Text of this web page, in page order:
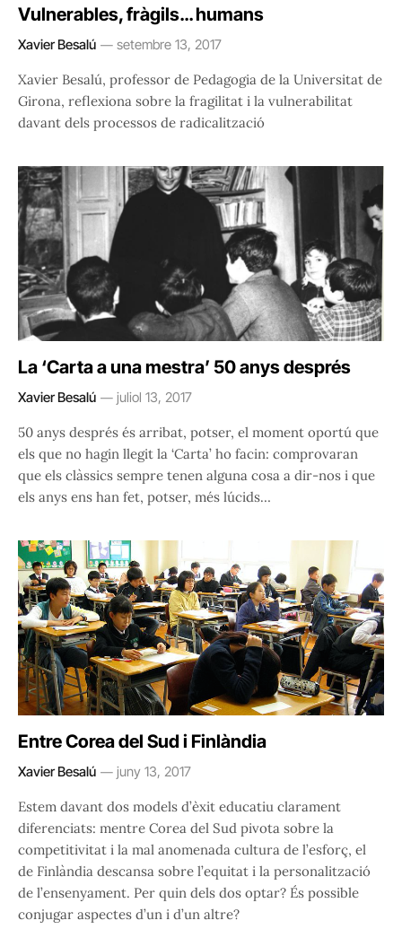
Vulnerables, fràgils… humans
Xavier Besalú setembre 13, 2017
Xavier Besalú, professor de Pedagogia de la Universitat de
Girona, reflexiona sobre la fragilitat i la vulnerabilitat
davant dels processos de radicalització
La ‘Carta a una mestra’ 50 anys després
Xavier Besalú juliol 13, 2017
50 anys després és arribat, potser, el moment oportú que
els que no hagin llegit la ‘Carta’ ho facin: comprovaran
que els clàssics sempre tenen alguna cosa a dir-nos i que
els anys ens han fet, potser, més lúcids…
Entre Corea del Sud i Finlàndia
Xavier Besalú juny 13, 2017
Estem davant dos models d’èxit educatiu clarament
diferenciats: mentre Corea del Sud pivota sobre la
competitivitat i la mal anomenada cultura de l’esforç, el
de Finlàndia descansa sobre l’equitat i la personalització
de l’ensenyament. Per quin dels dos optar? És possible
conjugar aspectes d’un i d’un altre?